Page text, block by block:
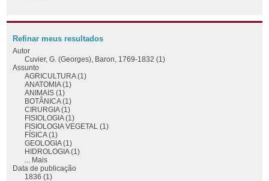
Refinar meus resultados
Autor
Cuvier, G. (Georges), Baron, 1769-1832 (1)
Assunto
AGRICULTURA (1)
ANATOMIA (1)
ANIMAIS (1)
BOTÂNICA (1)
CIRURGIA (1)
FISIOLOGIA (1)
FISIOLOGIA VEGETAL (1)
FÍSICA (1)
GEOLOGIA (1)
HIDROLOGIA (1)
... Mais
Data de publicação
1836 (1)